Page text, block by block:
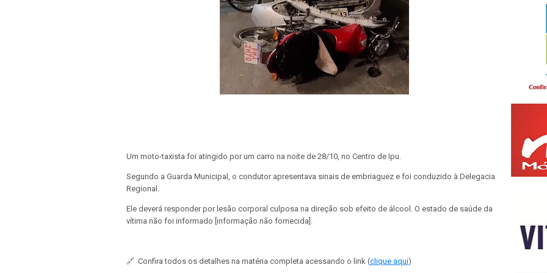
Um moto-taxista foi atingido por um carro na noite de 28/10, no Centro de Ipu.
Segundo a Guarda Municipal, o condutor apresentava sinais de embriaguez e foi conduzido à Delegacia
Regional.
Ele deverá responder por lesão corporal culposa na direção sob efeito de álcool. O estado de saúde da
vítima não foi informado [informação não fornecida].
🔗 Confira todos os detalhes na matéria completa acessando o link (clique aqui)